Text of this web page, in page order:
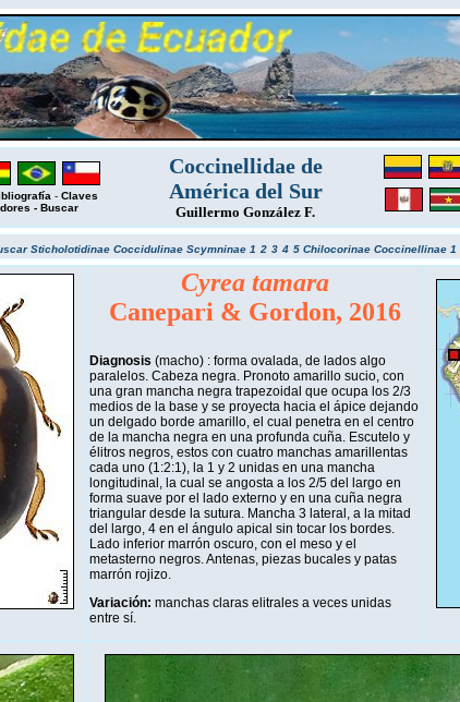
- Claves
- Buscar
Coccinellidae de
América del Sur
Guillermo González F.
Sticholotidinae Coccidulinae Scymninae 1 2 3 4 5 Chilocorinae Coccinellinae 1
Cyrea tamara
Canepari & Gordon, 2016
Diagnosis (macho) : forma ovalada, de lados algo
paralelos. Cabeza negra. Pronoto amarillo sucio, con
una gran mancha negra trapezoidal que ocupa los 2/3
medios de la base y se proyecta hacia el ápice dejando
un delgado borde amarillo, el cual penetra en el centro
de la mancha negra en una profunda cuña. Escutelo y
élitros negros, estos con cuatro manchas amarillentas
cada uno (1:2:1), la 1 y 2 unidas en una mancha
longitudinal, la cual se angosta a los 2/5 del largo en
forma suave por el lado externo y en una cuña negra
triangular desde la sutura. Mancha 3 lateral, a la mitad
del largo, 4 en el ángulo apical sin tocar los bordes.
Lado inferior marrón oscuro, con el meso y el
metasterno negros. Antenas, piezas bucales y patas
marrón rojizo.
Variación: manchas claras elitrales a veces unidas
entre sí.